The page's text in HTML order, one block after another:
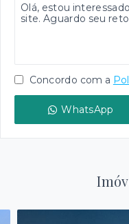
Concordo com a
WhatsApp